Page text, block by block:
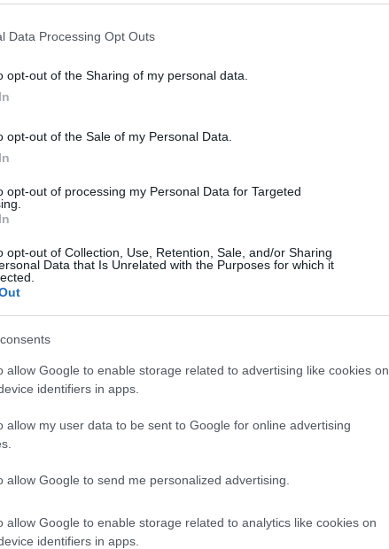
Data Processing Opt Outs
opt-out of the Sharing of my personal data.
opt-out of the Sale of my Personal Data.
opt-out of processing my Personal Data for Targeted
opt-out of Collection, Use, Retention, Sale, and/or Sharing
Data that Is Unrelated with the Purposes for which it
allow Google to enable storage related to advertising like cookies on
identifiers in apps.
allow my user data to be sent to Google for online advertising
allow Google to send me personalized advertising.
allow Google to enable storage related to analytics like cookies on
identifiers in apps.
és Nyékládháza, valamint Nyékládháza és
aMÁV FKG Kft.
tervezett munkálatok jelentős hányadával
számos nagy munkagép, vasútüzemi és
része volt a 210 tonnás – Európában is
óriás gépláncnak, amellyel 9 nap alatt cserélte
– derül ki a közleményből.